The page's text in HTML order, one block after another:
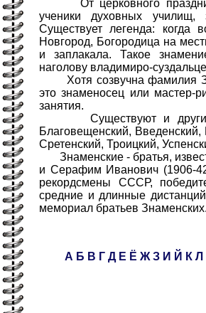
От церковного
ученики духовных училищ,
Существует легенда: когда
Новгород, Богородица на
и заплакала. Такое
наголову владимиро-
Хотя созвучна фамилия
это знаменосец или мастер-
занятия.
Существуют и другие
Благовещенский,
Сретенский, Троицкий,
Знаменские - братья,
и Серафим Иванович (1906-
рекордсмены СССР,
средние и длинные
мемориал братьев Знаменских.
А Б В Г Д Е Ё Ж З И Й К Л